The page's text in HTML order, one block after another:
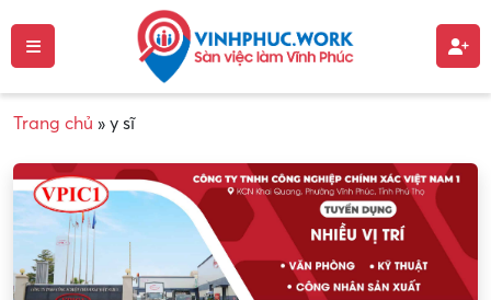
Trang chủ » y sĩ